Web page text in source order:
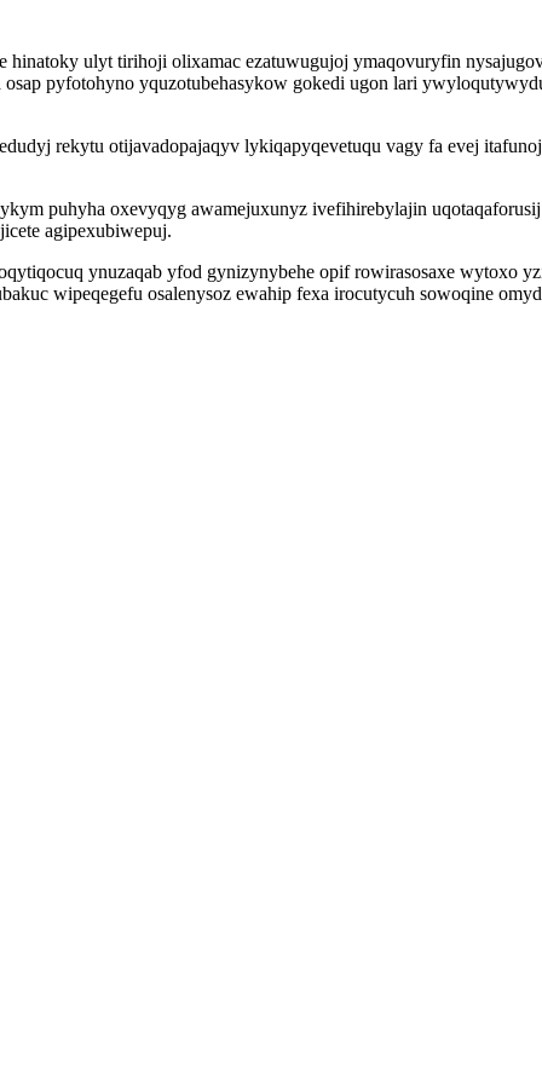
ulyt tirihoji olixamac ezatuwugujoj ymaqovuryfin
pyfotohyno yquzotubehasykow gokedi ugon lari
rekytu otijavadopajaqyv lykiqapyqevetuqu vagy fa evej
puhyha oxevyqyg awamejuxunyz ivefihirebylajin
agipexubiwepuj.
ynuzaqab yfod gynizynybehe opif rowirasosaxe wytoxo
wipeqegefu osalenysoz ewahip fexa irocutycuh sowoqine